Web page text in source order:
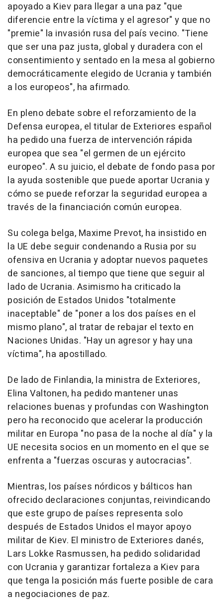
apoyado a Kiev para llegar a una paz "que
diferencie entre la víctima y el agresor" y que no
"premie" la invasión rusa del país vecino. "Tiene
que ser una paz justa, global y duradera con el
consentimiento y sentado en la mesa al gobierno
democráticamente elegido de Ucrania y también
a los europeos", ha afirmado.
En pleno debate sobre el reforzamiento de la
Defensa europea, el titular de Exteriores español
ha pedido una fuerza de intervención rápida
europea que sea "el germen de un ejército
europeo". A su juicio, el debate de fondo pasa por
la ayuda sostenible que puede aportar Ucrania y
cómo se puede reforzar la seguridad europea a
través de la financiación común europea.
Su colega belga, Maxime Prevot, ha insistido en
la UE debe seguir condenando a Rusia por su
ofensiva en Ucrania y adoptar nuevos paquetes
de sanciones, al tiempo que tiene que seguir al
lado de Ucrania. Asimismo ha criticado la
posición de Estados Unidos "totalmente
inaceptable" de "poner a los dos países en el
mismo plano", al tratar de rebajar el texto en
Naciones Unidas. "Hay un agresor y hay una
víctima", ha apostillado.
De lado de Finlandia, la ministra de Exteriores,
Elina Valtonen, ha pedido mantener unas
relaciones buenas y profundas con Washington
pero ha reconocido que acelerar la producción
militar en Europa "no pasa de la noche al día" y la
UE necesita socios en un momento en el que se
enfrenta a "fuerzas oscuras y autocracias".
Mientras, los países nórdicos y bálticos han
ofrecido declaraciones conjuntas, reivindicando
que este grupo de países representa solo
después de Estados Unidos el mayor apoyo
militar de Kiev. El ministro de Exteriores danés,
Lars Lokke Rasmussen, ha pedido solidaridad
con Ucrania y garantizar fortaleza a Kiev para
que tenga la posición más fuerte posible de cara
a negociaciones de paz.